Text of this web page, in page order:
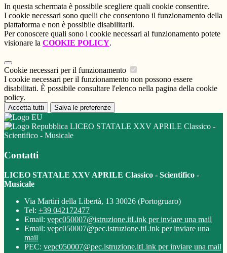
In questa schermata è possibile scegliere quali cookie consentire.
I cookie necessari sono quelli che consentono il funzionamento della
piattaforma e non è possibile disabilitarli.
Per conoscere quali sono i cookie necessari al funzionamento potete
visionare la COOKIE POLICY.
Cookie necessari per il funzionamento
I cookie necessari per il funzionamento non possono essere
disabilitati. È possibile consultare l'elenco nella pagina della cookie
policy.
Accetta tutti Salva le preferenze
LICEO STATALE XXV APRILE Classico -
Scientifico - Musicale
Contatti
LICEO STATALE XXV APRILE Classico - Scientifico -
Musicale
Via Martiri della Libertà, 13 30026 (Portogruaro)
Tel: +39 042172477
Email: vepc050007@istruzione.itLink per inviare una mail
Email: vepc050007@pec.istruzione.itLink per inviare una
mail
PEC: vepc050007@pec.istruzione.itLink per inviare una mail